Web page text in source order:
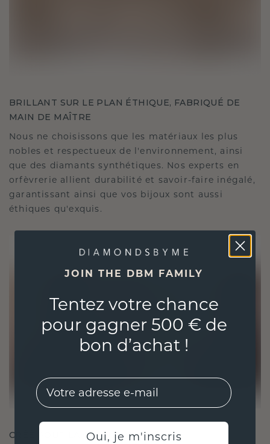
BRILLANT SUR LE PLAN ÉTHIQUE, FABRIQUÉ DE
MAIN DE MAÎTRE
Nous ne choisissons que les matériaux les plus
nobles et respectueux de l'environnement, ainsi
que des diamants synthétiques. Nos experts en
orfèvrerie allient durabilité et savoir-faire inégalé,
garantissant ainsi que vos bijoux sont aussi
éthiques qu'exquis.
CRÉÉ POUR LA CONNEXION
JOIN THE DBM FAMILY
Tentez votre chance
pour gagner 500 € de
bon d’achat !
EMail
Oui, je m'inscris